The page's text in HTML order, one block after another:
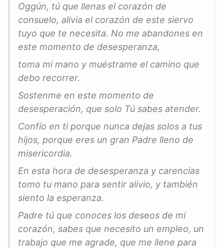
Oggún, tú que llenas el corazón de
consuelo, alivia el corazón de este siervo
tuyo que te necesita. No me abandones en
este momento de desesperanza,
toma mi mano y muéstrame el camino que
debo recorrer.
Sostenme en este momento de
desesperación, que solo Tú sabes atender.
Confío en ti porque nunca dejas solos a tus
hijos, porque eres un gran Padre lleno de
misericordia.
En esta hora de desesperanza y carencias
tomo tu mano para sentir alivio, y también
siento la esperanza.
Padre tú que conoces los deseos de mi
corazón, sabes que necesito un empleo, un
trabajo que me agrade, que me llene para